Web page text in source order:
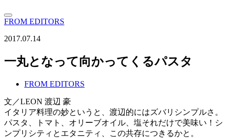
FROM EDITORS
2017.07.14
一丸となって向かってくるパスタ
FROM EDITORS
文／LEON 渡辺 豪
イタリア料理の妙というと、渡辺的にはズバリシンプルさ。
パスタ、トマト、オリーブオイル、塩それだけで美味い！シ
ンプリシティとエタニティ、この共存につきるかと。